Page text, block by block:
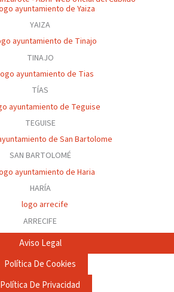
YAIZA
TINAJO
TÍAS
TEGUISE
SAN BARTOLOMÉ
HARÍA
ARRECIFE
Aviso Legal
Política De Cookies
Política De Privacidad